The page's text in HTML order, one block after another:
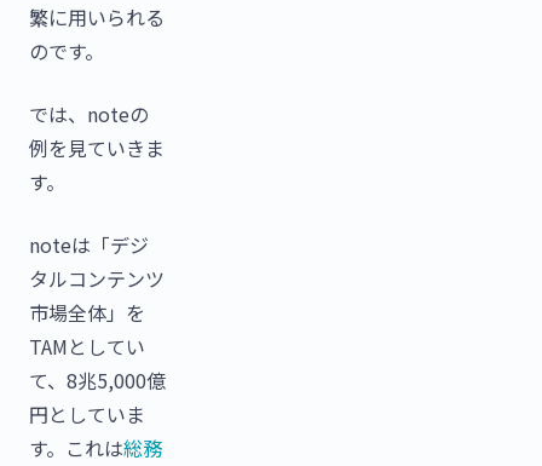
繁に用いられる
のです。
では、noteの
例を見ていきま
す。
noteは「デジ
タルコンテンツ
市場全体」を
TAMとしてい
て、8兆5,000億
円としていま
す。これは総務